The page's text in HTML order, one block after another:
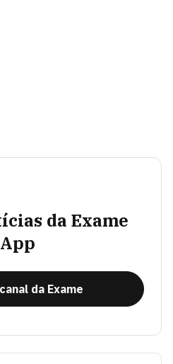
da Exame
da Exame